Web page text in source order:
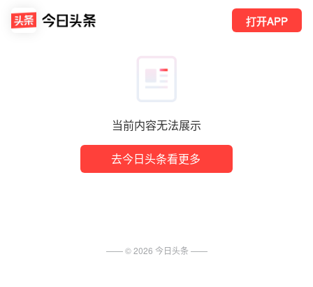
当前内容无法展示
去今日头条看更多
打开APP
—— ©2026 今日头条 ——